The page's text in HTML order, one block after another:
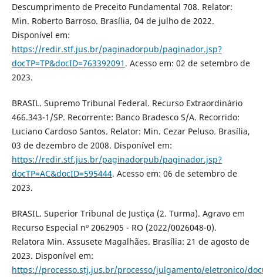
Descumprimento de Preceito Fundamental 708. Relator:
Min. Roberto Barroso. Brasília, 04 de julho de 2022.
Disponível em:
https://redir.stf.jus.br/paginadorpub/paginador.jsp?
docTP=TP&docID=763392091 . Acesso em: 02 de setembro de
2023.
BRASIL. Supremo Tribunal Federal. Recurso Extraordinário
466.343-1/SP. Recorrente: Banco Bradesco S/A. Recorrido:
Luciano Cardoso Santos. Relator: Min. Cezar Peluso. Brasília,
03 de dezembro de 2008. Disponível em:
https://redir.stf.jus.br/paginadorpub/paginador.jsp?
docTP=AC&docID=595444. Acesso em: 06 de setembro de
2023.
BRASIL. Superior Tribunal de Justiça (2. Turma). Agravo em
Recurso Especial nº 2062905 - RO (2022/0026048-0).
Relatora Min. Assusete Magalhães. Brasília: 21 de agosto de
2023. Disponível em:
https://processo.stj.jus.br/processo/julgamento/eletronico/